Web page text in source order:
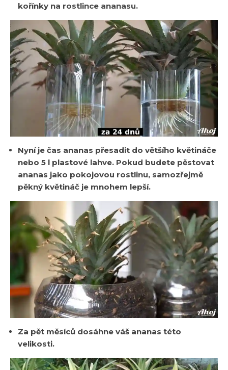
kořínky na rostlince ananasu.
Nyní je čas ananas přesadit do většího květináče
nebo 5 l plastové lahve. Pokud budete pěstovat
ananas jako pokojovou rostlinu, samozřejmě
pěkný květináč je mnohem lepší.
Za pět měsíců dosáhne váš ananas této
velikosti.